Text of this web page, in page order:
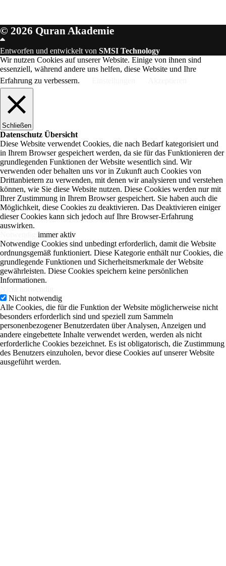
© 2026 Quran Akademie
Scroll
Up
Entworfen und entwickelt von SMSI Technology
Wir nutzen Cookies auf unserer Website. Einige von ihnen sind
essenziell, während andere uns helfen, diese Website und Ihre
Erfahrung zu verbessern.
Schließen
Datenschutz Übersicht
Diese Website verwendet Cookies, die nach Bedarf kategorisiert und
in Ihrem Browser gespeichert werden, da sie für das Funktionieren der
grundlegenden Funktionen der Website wesentlich sind. Wir
verwenden oder behalten uns vor in Zukunft auch Cookies von
Drittanbietern zu verwenden, mit denen wir analysieren und verstehen
können, wie Sie diese Website nutzen. Diese Cookies werden nur mit
Ihrer Zustimmung in Ihrem Browser gespeichert. Sie haben auch die
Möglichkeit, diese Cookies zu deaktivieren. Das Deaktivieren einiger
dieser Cookies kann sich jedoch auf Ihre Browser-Erfahrung
auswirken.
immer aktiv
Notwendige Cookies sind unbedingt erforderlich, damit die Website
ordnungsgemäß funktioniert. Diese Kategorie enthält nur Cookies, die
grundlegende Funktionen und Sicherheitsmerkmale der Website
gewährleisten. Diese Cookies speichern keine persönlichen
Informationen.
Nicht notwendig
Alle Cookies, die für die Funktion der Website möglicherweise nicht
besonders erforderlich sind und speziell zum Sammeln
personenbezogener Benutzerdaten über Analysen, Anzeigen und
andere eingebettete Inhalte verwendet werden, werden als nicht
erforderliche Cookies bezeichnet. Es ist obligatorisch, die Zustimmung
des Benutzers einzuholen, bevor diese Cookies auf unserer Website
ausgeführt werden.